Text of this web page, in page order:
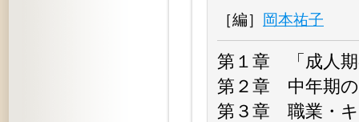
［編］
岡本祐子
第１章 「成人期
第２章 中年期
第３章 職業・キ